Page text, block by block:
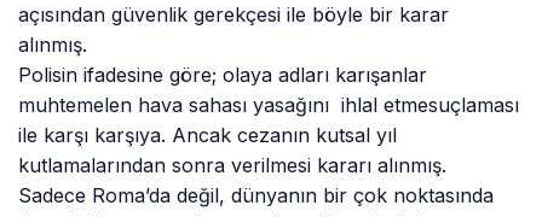
açısından güvenlik gerekçesi ile böyle bir karar
alınmış.
Polisin ifadesine göre; olaya adları karışanlar
muhtemelen hava sahası yasağını ihlal etmesuçlaması
ile karşı karşıya. Ancak cezanın kutsal yıl
kutlamalarından sonra verilmesi kararı alınmış.
Sadece Roma’da değil, dünyanın bir çok noktasında